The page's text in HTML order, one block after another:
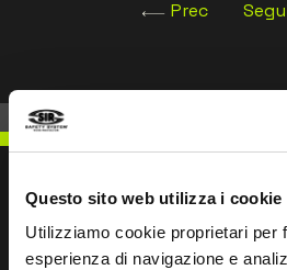
Questo sito web utilizza i cookie
Utilizziamo cookie proprietari per
esperienza di navigazione e
Prec